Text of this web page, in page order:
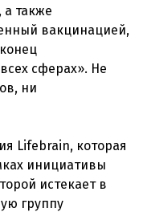
также
вакцинацией,
сферах». Не
ни
Lifebrain, которая
инициативы
истекает в
группу